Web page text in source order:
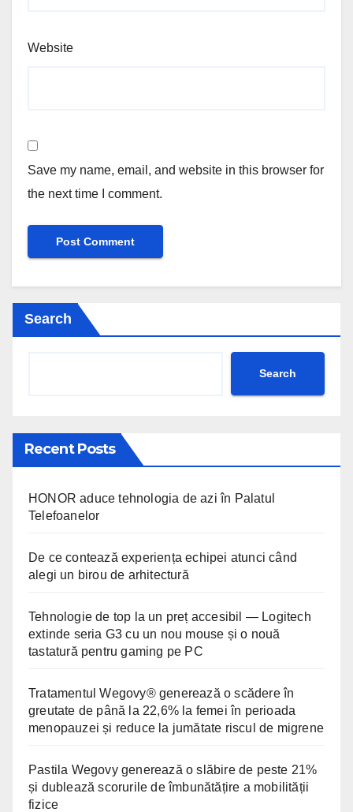
Website
Save my name, email, and website in this browser for
the next time I comment.
Search
Search
Recent Posts
HONOR aduce tehnologia de azi în Palatul
Telefoanelor
De ce contează experiența echipei atunci când
alegi un birou de arhitectură
Tehnologie de top la un preț accesibil — Logitech
extinde seria G3 cu un nou mouse și o nouă
tastatură pentru gaming pe PC
Tratamentul Wegovy® generează o scădere în
greutate de până la 22,6% la femei în perioada
menopauzei și reduce la jumătate riscul de migrene
Pastila Wegovy generează o slăbire de peste 21%
și dublează scorurile de îmbunătățire a mobilității
fizice